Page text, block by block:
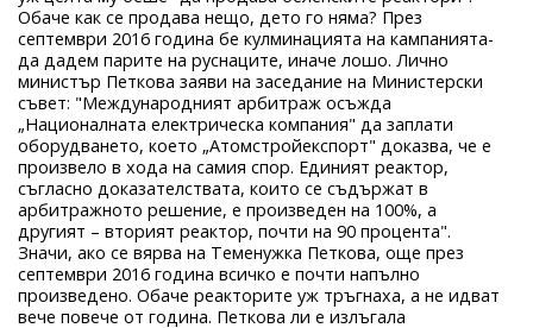
Обаче как се продава нещо, дето го няма? През
септември 2016 година бе кулминацията на кампанията-
да дадем парите на руснаците, иначе лошо. Лично
министър Петкова заяви на заседание на Министерски
съвет: "Международният арбитраж осъжда
„Националната електрическа компания" да заплати
оборудването, което „Атомстройекспорт" доказва, че е
произвело в хода на самия спор. Единият реактор,
съгласно доказателствата, които се съдържат в
арбитражното решение, е произведен на 100%, а
другият – вторият реактор, почти на 90 процента".
Значи, ако се вярва на Теменужка Петкова, още през
септември 2016 година всичко е почти напълно
произведено. Обаче реакторите уж тръгнаха, а не идват
вече повече от година. Петкова ли е излъгала